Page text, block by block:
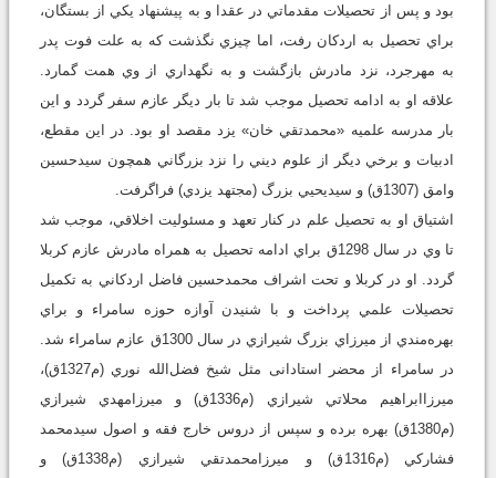
بود و پس از تحصيلات مقدماتي در عقدا و به پيشنهاد يکي از بستگان،
براي تحصيل به اردکان رفت، اما چيزي نگذشت که به علت فوت پدر
به مهرجرد، نزد مادرش بازگشت و به نگهداري از وي همت گمارد.
علاقه او به ادامه تحصيل موجب شد تا بار ديگر عازم سفر گردد و اين
بار مدرسه علميه «محمدتقي خان» يزد مقصد او بود. در اين مقطع،
ادبيات و برخي ديگر از علوم ديني را نزد بزرگاني همچون سيدحسين
وامق (1307ق) و سيديحيي بزرگ (مجتهد يزدي) فراگرفت.
اشتياق او به تحصيل علم در کنار تعهد و مسئوليت اخلاقي، موجب شد
تا وي در سال 1298ق براي ادامه تحصيل به همراه مادرش عازم کربلا
گردد. او در کربلا و تحت اشراف محمدحسين فاضل اردکاني به تکميل
تحصيلات علمي پرداخت و با شنيدن آوازه حوزه سامراء و براي
بهره‌مندي از ميرزاي بزرگ شيرازي در سال 1300ق عازم سامراء شد.
در سامراء از محضر استادانی مثل شيخ فضل‌الله نوري (م1327ق)،
ميرزاابراهيم محلاتي شيرازي (م1336ق) و ميرزامهدي شيرازي
(م1380ق) بهره برده و سپس از دروس خارج فقه و اصول سيدمحمد
فشارکي (م1316ق) و ميرزامحمدتقي شيرازي (م1338ق) و